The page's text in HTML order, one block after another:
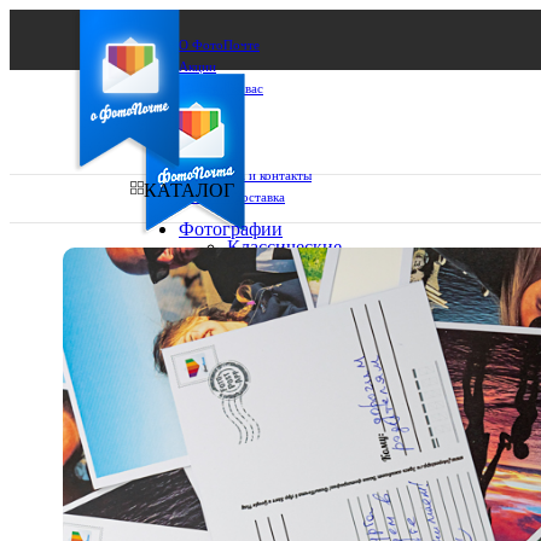
О ФотоПочте
Акции
Сделаем за вас
Бизнесу
FAQ
Франшиза
Поддержка и контакты
Оплата и доставка
Ваш город:
Ваш регион доставки
Выберите из списка:
КАТАЛОГ
Фотографии
Классические
фото
10х10
10х15
Фото